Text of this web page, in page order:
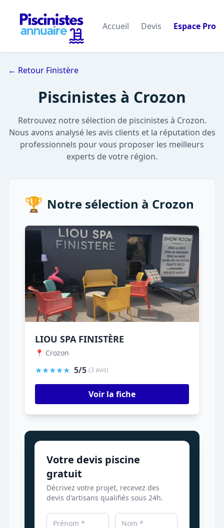
Accueil Devis Espace Pro
← Retour Finistère
Piscinistes à Crozon
Retrouvez notre sélection de piscinistes à Crozon.
Nous avons analysé les avis clients et la réputation des
professionnels pour vous proposer les meilleurs
experts de votre région.
🏆 Notre sélection à Crozon
LIOU SPA FINISTÈRE
📍 Crozon
★★★★★ 5/5 (3 avis)
Voir la fiche
Votre devis piscine
gratuit
Décrivez votre projet, recevez des
devis d'artisans qualifiés sous 24h.